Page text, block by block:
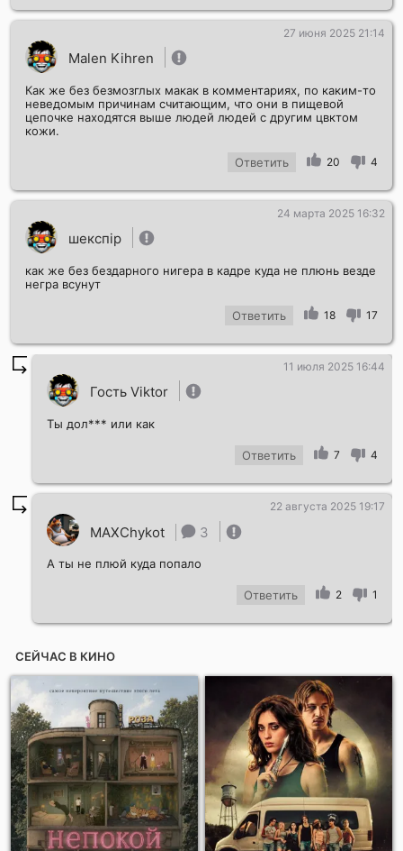
Malen Kihren
27 июня 2025 21:14
Как же без безмозглых макак в комментариях, по каким-то
неведомым причинам считающим, что они в пищевой
цепочке находятся выше людей людей с другим цвктом
кожи.
Ответить 20 4
шекспір
24 марта 2025 16:32
как же без бездарного нигера в кадре куда не плюнь везде
негра всунут
Ответить 18 17
Гость Viktor
11 июля 2025 16:44
Ты дол*** или как
Ответить 7 4
MAXChykot 3
22 августа 2025 19:17
А ты не плюй куда попало
Ответить 2 1
СЕЙЧАС В КИНО